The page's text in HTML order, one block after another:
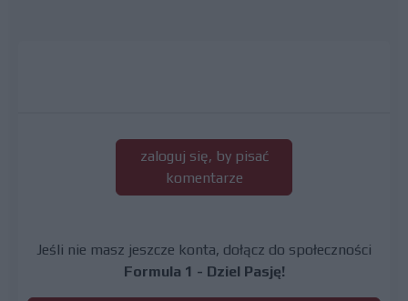
zaloguj się, by pisać
komentarze
Jeśli nie masz jeszcze konta, dołącz do społeczności
Formula 1 - Dziel Pasję!